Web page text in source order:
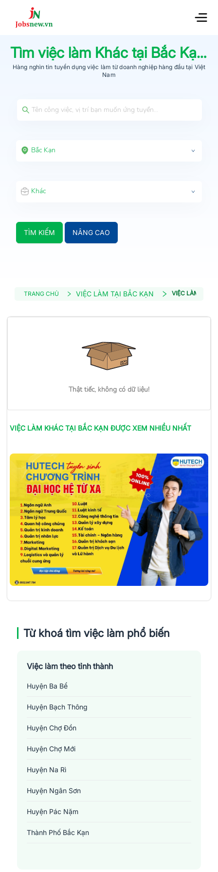
Tìm việc làm Khác tại Bắc Kạn
Hàng nghìn tin tuyển dụng việc làm từdoanh nghiệp hàng đầu tại Việt
Nam
Bắc Kạn
Khác
TÌM KIẾM NÂNG CAO
TRANG CHỦ VIỆC LÀM TẠI BẮC KẠN VIỆC LÀM KHÁC
Thật tiếc, không có dữ liệu!
VIỆC LÀM KHÁC TẠI BẮC KẠN ĐƯỢC XEM NHIỀU NHẤT
Từ khoá tìm việc làm phổ biến
Việc làm theo tỉnh thành
Huyện Ba Bể
Huyện Bạch Thông
Huyện Chợ Đồn
Huyện Chợ Mới
Huyện Na Rì
Huyện Ngân Sơn
Huyện Pác Nặm
Thành Phố Bắc Kạn